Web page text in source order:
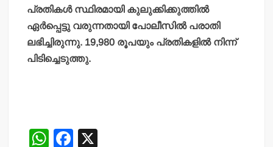
പ്രതികള്‍ സ്ഥിരമായി കുലുക്കിക്കുത്തില്‍
ഏര്‍പ്പെട്ടു വരുന്നതായി പോലീസില്‍ പരാതി
ലഭിച്ചിരുന്നു. 19,980 രൂപയും പ്രതികളില്‍ നിന്ന്
പിടിച്ചെടുത്തു.
W
F